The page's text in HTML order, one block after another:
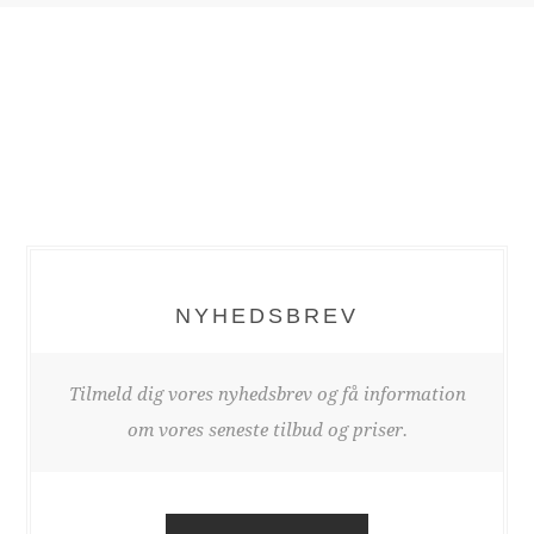
NYHEDSBREV
Tilmeld dig vores nyhedsbrev og få information
om vores seneste tilbud og priser.